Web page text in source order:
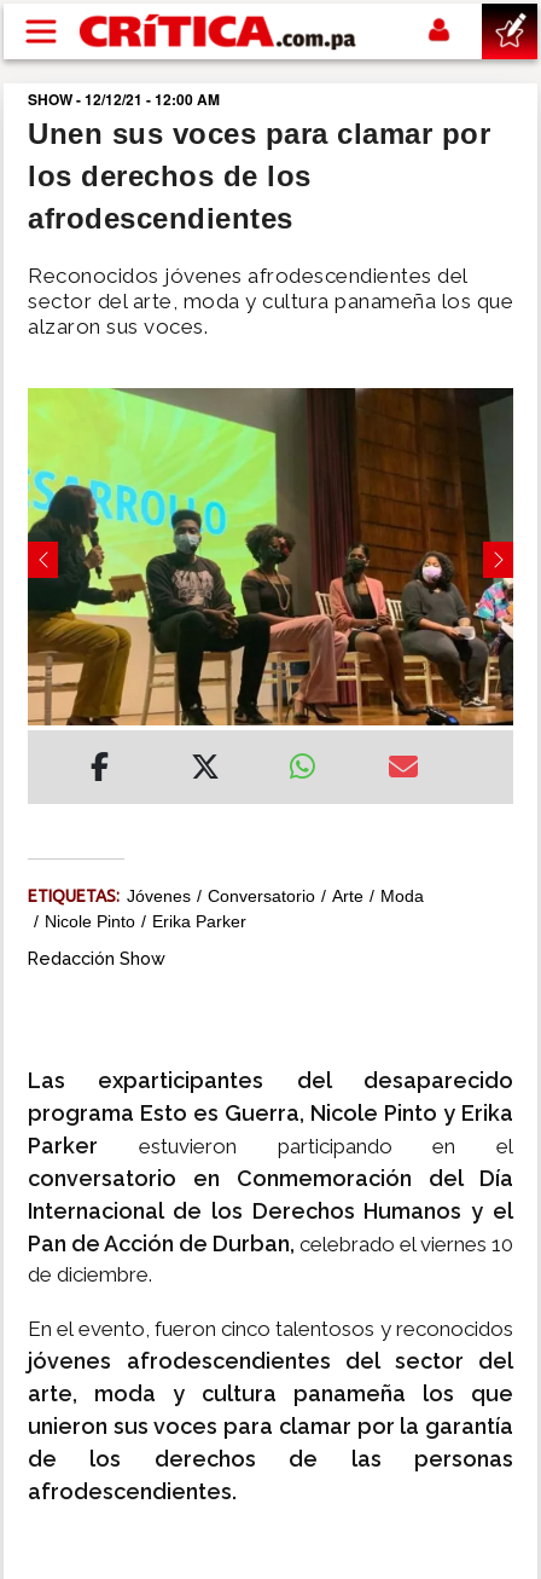
Pasar al contenido principal
buscar
SUCESOS
POLÍTICA
DEPORTES
MUNDO
INSÓLITAS
MULTIMEDIA
IMPRESO
SHOW - 12/12/21 - 12:00 AM
Unen sus voces para clamar por
los derechos de los
afrodescendientes
Reconocidos jóvenes afrodescendientes del
sector del arte, moda y cultura panameña los que
alzaron sus voces.
Previous Next
ETIQUETAS: Jóvenes Conversatorio Arte
Moda
Nicole Pinto
Erika Parker
Redacción Show
Las exparticipantes del desaparecido
programa Esto es Guerra, Nicole Pinto y Erika
Parker estuvieron participando en el
conversatorio en Conmemoración del Día
Internacional de los Derechos Humanos y el
Pan de Acción de Durban, celebrado el viernes 10
de diciembre.
En el evento, fueron cinco talentosos y reconocidos
jóvenes afrodescendientes del sector del
arte, moda y cultura panameña los que
unieron sus voces para clamar por la garantía
de los derechos de las personas
afrodescendientes.